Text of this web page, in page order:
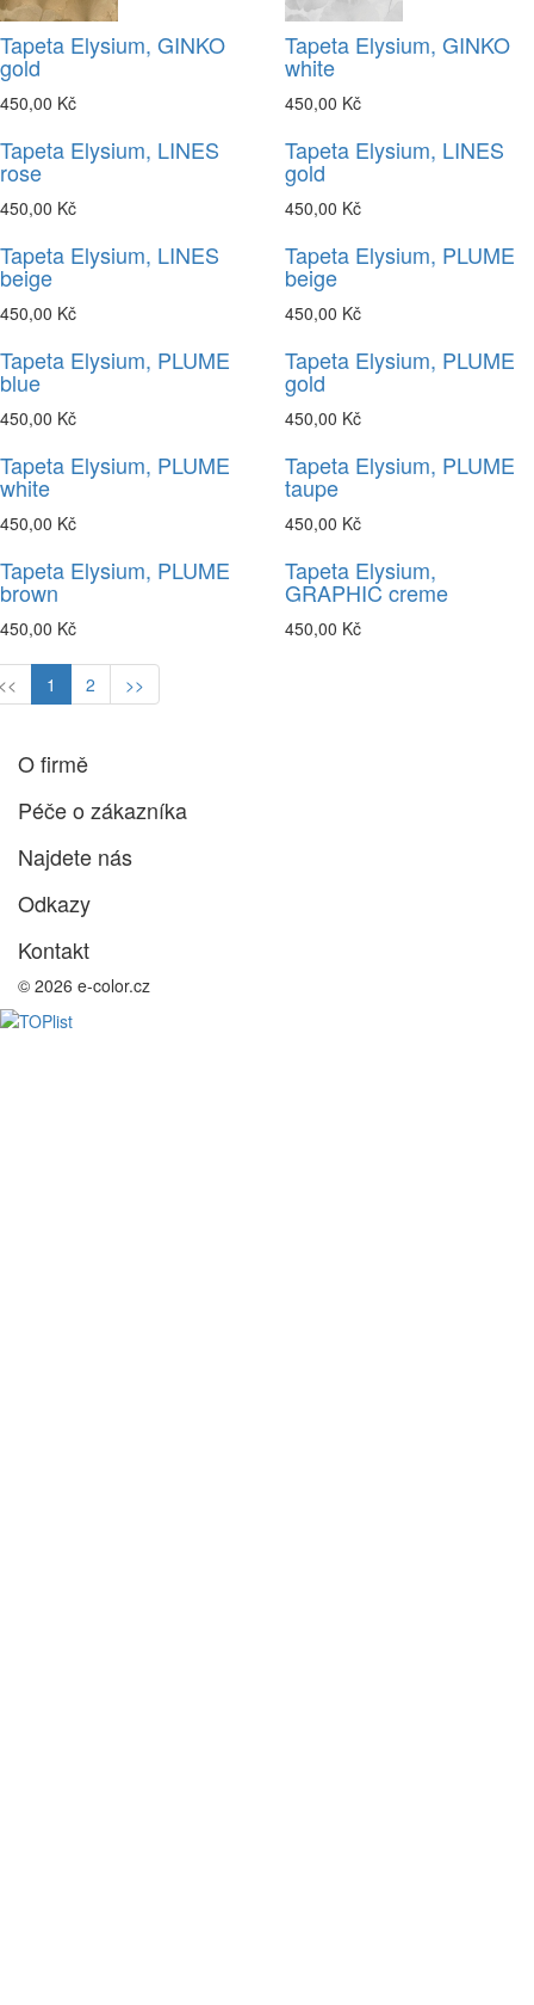
Tapeta Elysium, GINKO
gold
450,00 Kč
Tapeta Elysium, GINKO
white
450,00 Kč
Tapeta Elysium, LINES
rose
450,00 Kč
Tapeta Elysium, LINES
gold
450,00 Kč
Tapeta Elysium, LINES
beige
450,00 Kč
Tapeta Elysium, PLUME
beige
450,00 Kč
Tapeta Elysium, PLUME
blue
450,00 Kč
Tapeta Elysium, PLUME
gold
450,00 Kč
Tapeta Elysium, PLUME
white
450,00 Kč
Tapeta Elysium, PLUME
taupe
450,00 Kč
Tapeta Elysium, PLUME
brown
450,00 Kč
Tapeta Elysium,
GRAPHIC creme
450,00 Kč
1 2 >>
O firmě
Péče o zákazníka
Najdete nás
Odkazy
Kontakt
© 2026 e-color.cz